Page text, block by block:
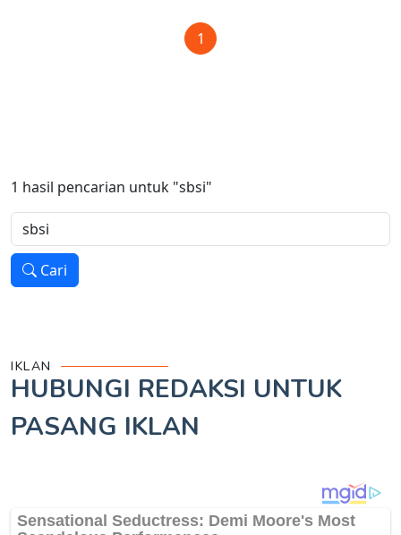
1
1 hasil pencarian untuk "sbsi"
Cari
IKLAN
HUBUNGI REDAKSI UNTUK
PASANG IKLAN